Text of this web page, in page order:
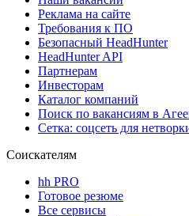
Реклама на сайте
Требования к ПО
Безопасный HeadHunter
HeadHunter API
Партнерам
Инвесторам
Каталог компаний
Поиск по вакансиям в
Сетка: соцсеть для
Соискателям
hh PRO
Готовое резюме
Все сервисы